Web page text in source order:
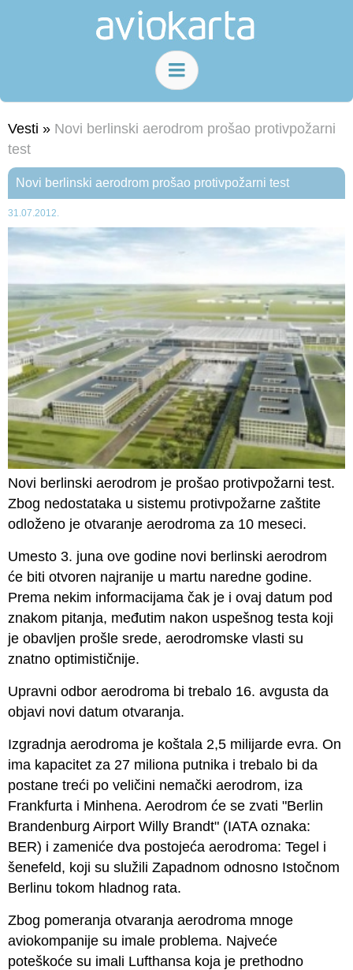
Vesti » Novi berlinski aerodrom prošao protivpožarni
test
Novi berlinski aerodrom prošao protivpožarni test
31.07.2012.
Novi berlinski aerodrom je prošao protivpožarni test.
Zbog nedostataka u sistemu protivpožarne zaštite
odloženo je otvaranje aerodroma za 10 meseci.
Umesto 3. juna ove godine novi berlinski aerodrom
će biti otvoren najranije u martu naredne godine.
Prema nekim informacijama čak je i ovaj datum pod
znakom pitanja, međutim nakon uspešnog testa koji
je obavljen prošle srede, aerodromske vlasti su
znatno optimističnije.
Upravni odbor aerodroma bi trebalo 16. avgusta da
objavi novi datum otvaranja.
Izgradnja aerodroma je koštala 2,5 milijarde evra. On
ima kapacitet za 27 miliona putnika i trebalo bi da
postane treći po veličini nemački aerodrom, iza
Frankfurta i Minhena. Aerodrom će se zvati "Berlin
Brandenburg Airport Willy Brandt" (IATA oznaka:
BER) i zameniće dva postojeća aerodroma: Tegel i
šenefeld, koji su služili Zapadnom odnosno Istočnom
Berlinu tokom hladnog rata.
Zbog pomeranja otvaranja aerodroma mnoge
aviokompanije su imale problema. Najveće
poteškoće su imali Lufthansa koja je prethodno